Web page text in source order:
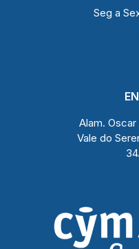
Seg a
Alam.
Vale do